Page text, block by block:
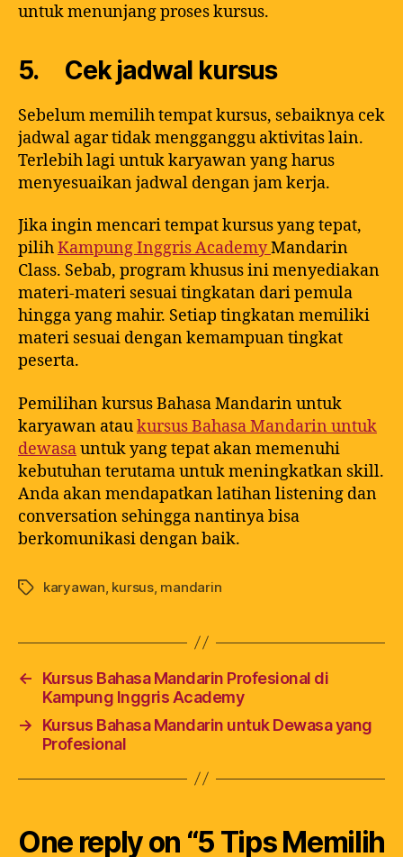
untuk menunjang proses kursus.
5. Cek jadwal kursus
Sebelum memilih tempat kursus, sebaiknya cek
jadwal agar tidak mengganggu aktivitas lain.
Terlebih lagi untuk karyawan yang harus
menyesuaikan jadwal dengan jam kerja.
Jika ingin mencari tempat kursus yang tepat,
pilihKampung Inggris AcademyMandarin
Class. Sebab, program khusus ini menyediakan
materi-materi sesuai tingkatan dari pemula
hingga yang mahir. Setiap tingkatan memiliki
materi sesuai dengan kemampuan tingkat
peserta.
Pemilihan kursus Bahasa Mandarin untuk
karyawan ataukursus Bahasa Mandarin untuk
dewasauntuk yang tepat akan memenuhi
kebutuhan terutama untuk meningkatkan skill.
Anda akan mendapatkan latihan listening dan
conversation sehingga nantinya bisa
berkomunikasi dengan baik.
karyawan, kursus, mandarin
←
Kursus Bahasa Mandarin Profesional di
Kampung Inggris Academy
→
Kursus Bahasa Mandarin untuk Dewasa yang
Profesional
One reply on “5 Tips Memilih